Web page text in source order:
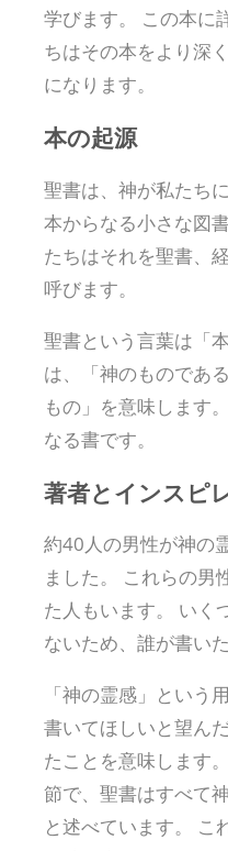
学びます。 この本に
ちはその本をより深
になります。
本の起源
聖書は、神が私たち
本からなる小さな図
たちはそれを聖書、
呼びます。
聖書という言葉は「
は、「神のものであ
もの」を意味します
なる書です。
著者とインスピ
約40人の男性が神の
ました。 これらの男
た人もいます。 いく
ないため、誰が書い
「神の霊感」という
書いてほしいと望ん
たことを意味します
節で、聖書はすべて
と述べています。 こ